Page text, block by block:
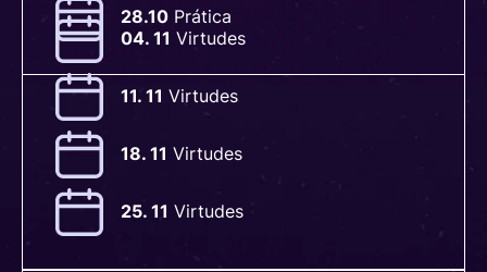
28.10 Prática
04. 11 Virtudes
11. 11 Virtudes
18. 11 Virtudes
25. 11 Virtudes